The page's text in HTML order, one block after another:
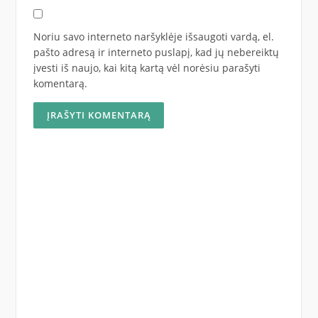
Noriu savo interneto naršyklėje išsaugoti vardą, el.
pašto adresą ir interneto puslapį, kad jų nebereiktų
įvesti iš naujo, kai kitą kartą vėl norėsiu parašyti
komentarą.